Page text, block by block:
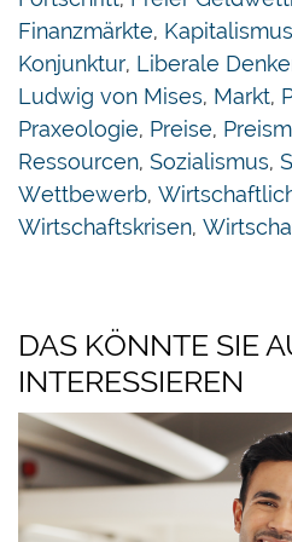
Angebot und Nachfrage.
die Verschwendung von
wirtschaftliche Krisen,
die ständige Aufblähung
freiheitseinschränkenden
Download LI-Paper
(10 Seiten, PDF)
Finanzmärkte, Kapitalismus
Konjunktur, Liberale
Ludwig von Mises, Markt,
Praxeologie, Preise,
Ressourcen, Sozialismus,
Wettbewerb,
Wirtschaftskrisen,
DAS KÖNNTE SIE
INTERESSIEREN